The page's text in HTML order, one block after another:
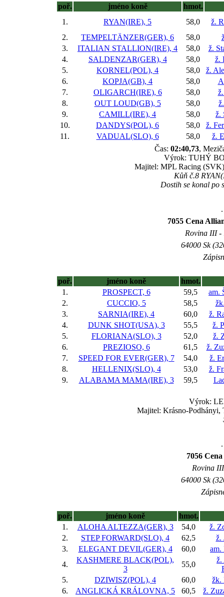
poř. jméno koně
hmot.
1.
RYAN(IRE), 5 58,0
ž.
2.
TEMPELTÄNZER(GER), 6 58,0
3.
ITALIAN STALLION(IRE), 4 58,0
ž.
4.
SALDENZAR(GER), 4 58,0
ž.
5.
KORNEL(POL), 4 58,0
ž.
6.
KOPJA(GB), 4 58,0
7.
OLIGARCH(IRE), 6 58,0
8.
OUT LOUD(GB), 5 58,0
9.
CAMILL(IRE), 4 58,0
ž.
10.
DANDYS(POL), 6 58,0
ž.
11.
VADUAL(SLO), 6 58,0
ž.
Čas: 02:40,73,
Výrok: TUHÝ
Majitel: MPL Racing
Kůň č.8
Dostih se konal po
7055 Cena
Rovina III -
64000 Sk
poř. jméno koně
hmot.
1.
PROSPECT, 6 59,5
am.
2.
CUCCIO, 5 58,5
3.
SARNIA(IRE), 4 60,0
ž.
4.
DUNK SHOT(USA), 3 55,5
ž.
5.
FLORIANA(SLO), 3 52,0
ž.
6.
PREZIOSO, 6 61,5
ž.
7.
SPEED FOR EVER(GER), 7 54,0
ž.
8.
HELLENIX(SLO), 4 53,0
ž.
9.
ALABAMA MAMA(IRE), 3 59,5
Výrok:
Majitel: Krásno-Podhányi,
7056
Rovina
64000 Sk
poř. jméno koně
hmot.
1.
ALOHA ALTEZZA(GER), 3 54,0
ž.
2.
STEP FORWARD(SLO), 4 62,5
ž.
3.
ELEGANT DEVIL(GER), 4 60,0
am.
4.
KASHMERE BLACK(POL),
3
55,0
ž.
5.
DZIWISZ(POL), 4 60,0
žk.
6.
ANGLICKÁ KRÁLOVNA, 5 60,5
ž.